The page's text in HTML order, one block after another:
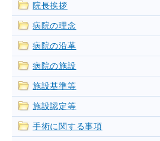
院長挨拶
病院の理念
病院の沿革
病院の施設
施設基準等
施設認定等
手術に関する事項